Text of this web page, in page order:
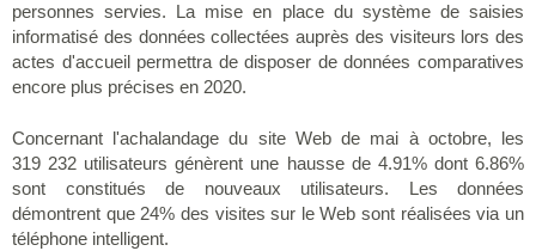
personnes servies. La mise en place du système de saisies
informatisé des données collectées auprès des visiteurs lors des
actes d'accueil permettra de disposer de données comparatives
encore plus précises en 2020.
Concernant l'achalandage du site Web de mai à octobre, les
319 232 utilisateurs génèrent une hausse de 4.91% dont 6.86%
sont constitués de nouveaux utilisateurs. Les données
démontrent que 24% des visites sur le Web sont réalisées via un
téléphone intelligent.